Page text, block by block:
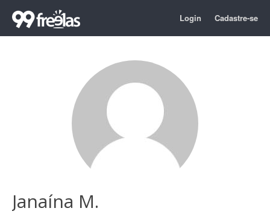
Login Cadastre-se
Janaína M.